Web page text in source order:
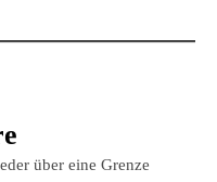
über eine Grenze